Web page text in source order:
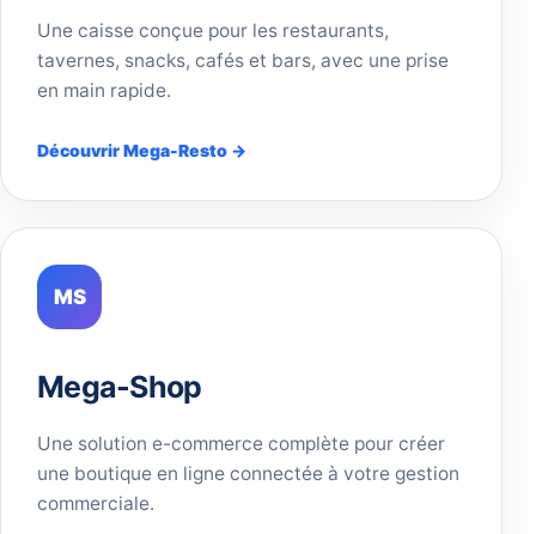
Une caisse conçue pour les restaurants,
tavernes, snacks, cafés et bars, avec une prise
en main rapide.
Découvrir Mega-Resto →
MS
Mega-Shop
Une solution e-commerce complète pour créer
une boutique en ligne connectée à votre gestion
commerciale.